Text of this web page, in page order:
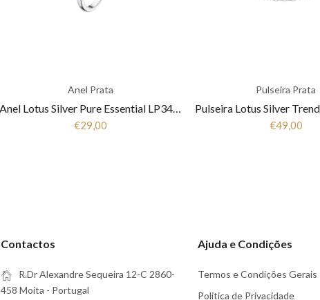
Anel Prata
Anel Lotus Silver Pure Essential LP3443-3/1 Mulher Prata
€29,00
Pulseira Prata
€49,00
Contactos
R.Dr Alexandre Sequeira 12-C 2860-
458 Moita - Portugal
Ajuda e Condições
Termos e Condições Gerais
Politica de Privacidade